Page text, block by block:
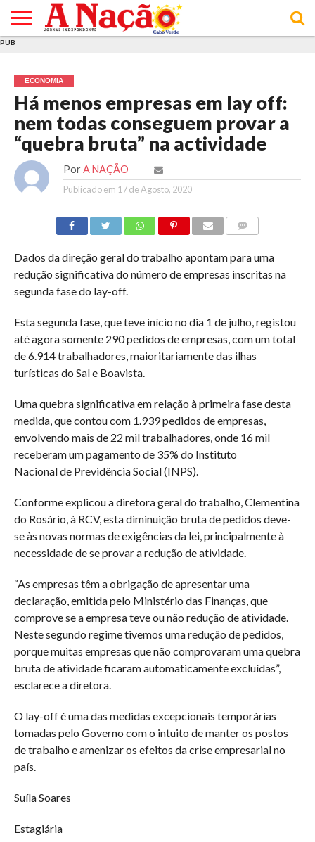
E DE
COOKIES
DE
UTILIZAÇÃO
PUB
ECONOMIA
Há menos empresas em lay off:
nem todas conseguem provar a
“quebra bruta” na actividade
Por A NAÇÃO
Publicado em 17 de Agosto, 2020
Dados da direção geral do trabalho apontam para uma
redução significativa do número de empresas inscritas na
segunda fase do lay-off.
Esta segunda fase, que teve início no dia 1 de julho, registou
até agora somente 290 pedidos de empresas, com um total
de 6.914 trabalhadores, maioritariamente das ilhas
turísticas do Sal e Boavista.
Uma quebra significativa em relação à primeira fase desta
medida, que contou com 1.939 pedidos de empresas,
envolvendo mais de 22 mil trabalhadores, onde 16 mil
receberam um pagamento de 35% do Instituto
Nacional de Previdência Social (INPS).
Conforme explicou a diretora geral do trabalho, Clementina
do Rosário, à RCV, esta diminuição bruta de pedidos deve-
se às novas normas de exigências da lei, principalmente à
necessidade de se provar a redução de atividade.
“As empresas têm a obrigação de apresentar uma
declaração, emitida pelo Ministério das Finanças, que
comprove se a empresa teve ou não redução de atividade.
Neste segundo regime tivemos uma redução de pedidos,
porque muitas empresas que não comprovaram uma quebra
bruta de atividade ficaram automaticamente excluídas”,
esclarece a diretora.
O lay-off é uma das medidas excepcionais temporárias
tomadas pelo Governo com o intuito de manter os postos
de trabalho e amenizar os efeitos da crise empresarial no
país.
Suíla Soares
Estagiária